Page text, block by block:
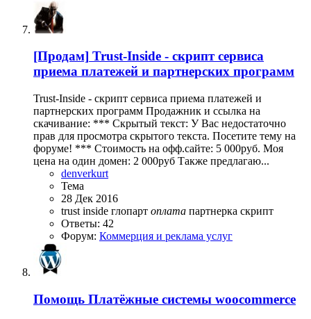
[Продам] Trust-Inside - скрипт сервиса
приема платежей и партнерских программ
Trust-Inside - скрипт сервиса приема платежей и
партнерских программ Продажник и ссылка на
скачивание: *** Скрытый текст: У Вас недостаточно
прав для просмотра скрытого текста. Посетите тему на
форуме! *** Стоимость на офф.сайте: 5 000руб. Моя
цена на один домен: 2 000руб Также предлагаю...
denverkurt
Тема
28 Дек 2016
trust inside глопарт оплата партнерка скрипт
Ответы: 42
Форум: Коммерция и реклама услуг
Помощь Платёжные системы woocommerce